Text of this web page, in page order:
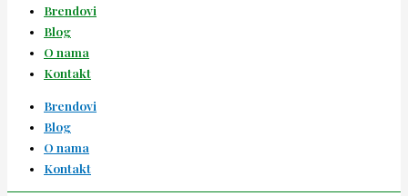
Brendovi
Blog
O nama
Kontakt
Brendovi
Blog
O nama
Kontakt